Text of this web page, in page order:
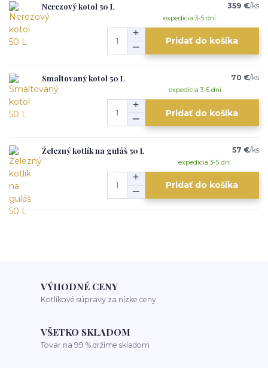
Nerezový kotol 50 L 359 €/ks
expedícia 3-5 dní
Pridať do košíka
Smaltovaný kotol 50 L 70 €/ks
expedícia 3-5 dní
Pridať do košíka
Železný kotlík na guláš 50 L 57 €/ks
expedícia 3-5 dní
Pridať do košíka
VÝHODNÉ CENY
Kotlíkové súpravy za nízke ceny
VŠETKO SKLADOM
Tovar na 99 % držíme skladom